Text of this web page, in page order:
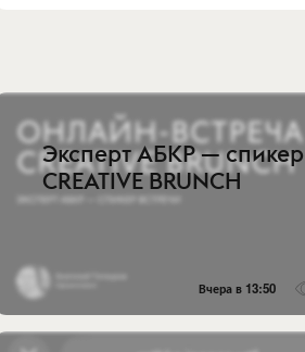
Эксперт АБКР — спикер
CREATIVE BRUNCH
Вчера в 13:50